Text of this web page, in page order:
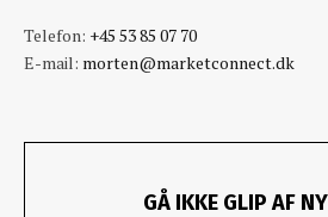
Telefon: +45 53 85 07 70
E-mail: morten@marketconnect.dk
GÅ IKKE GLIP AF